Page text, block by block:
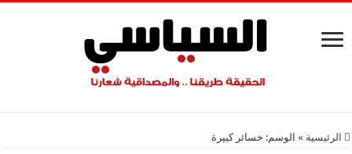
الرئيسية » الوسم: خسائر كبيرة